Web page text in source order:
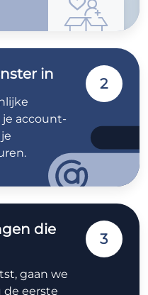
in
account-
2
die
gaan we
de eerste
3